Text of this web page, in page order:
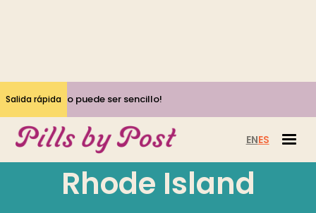
¡Sí, el aborto puede ser sencillo!
Salida rápida
ENES
Rhode Island